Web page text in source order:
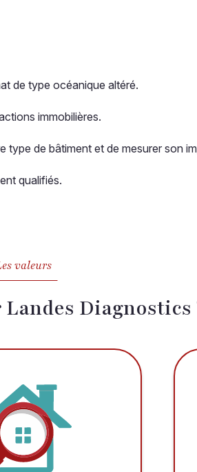
de type océanique altéré.
immobilières.
type de bâtiment et de mesurer son
qualifiés.
valeurs
Diagnostics